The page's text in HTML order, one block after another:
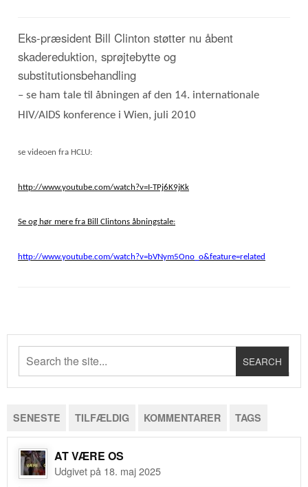
Eks-præsident Bill Clinton støtter nu åbent
skadereduktion, sprøjtebytte og
substitutionsbehandling
– se ham tale til åbningen af den 14. internationale
HIV/AIDS konference i Wien, juli 2010
se videoen fra HCLU:
http://www.youtube.com/watch?v=I-TPj6K9jKk
Se og hør mere fra Bill Clintons åbningstale:
http://www.youtube.com/watch?v=bVNym5Ono_o&feature=related
SENESTE TILFÆLDIG KOMMENTARER TAGS
AT VÆRE OS
Udgivet på 18. maj 2025